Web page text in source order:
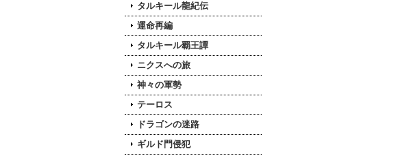
タルキール龍紀伝
運命再編
タルキール覇王譚
ニクスへの旅
神々の軍勢
テーロス
ドラゴンの迷路
ギルド門侵犯